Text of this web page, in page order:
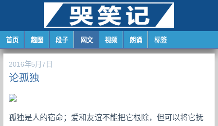
首页 趣图 段子 网文 视频 朗诵 标签
2016年5月7日
论孤独
孤独是人的宿命；爱和友谊不能把它根除，但可以将它抚